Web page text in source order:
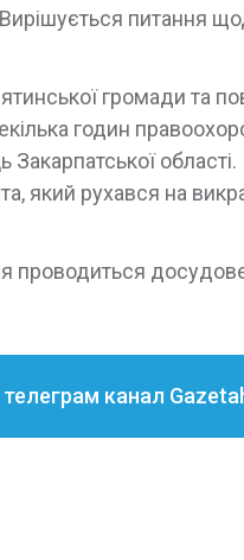
питання
громади та
годин
області.
який рухався на
проводиться
телеграм канал